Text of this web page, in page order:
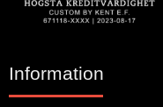
Information